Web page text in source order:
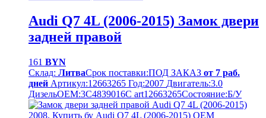
Audi Q7 4L (2006-2015) Замок двери
задней правой
161 BYN
Склад: ЛитваСрок поставки:ПОД ЗАКАЗ от 7 раб.
дней Артикул:12663265 Год:2007 Двигатель:3.0
ДизельOEM:3C4839016C art12663265Cостояние:Б/У